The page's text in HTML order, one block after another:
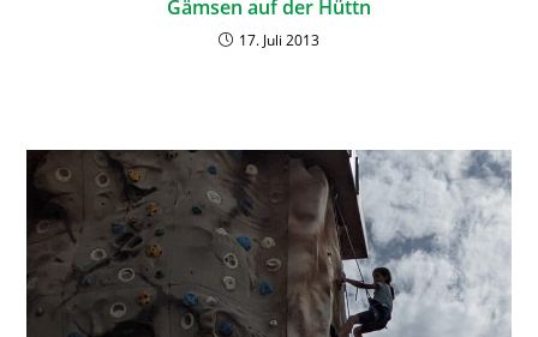
Gämsen auf der Hüttn
17. Juli 2013